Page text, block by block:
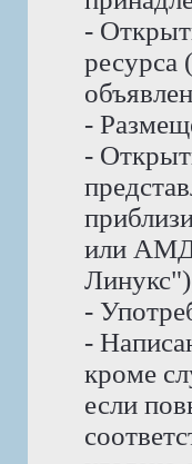
-
ресурса
-
-
или
-
-
кроме
если